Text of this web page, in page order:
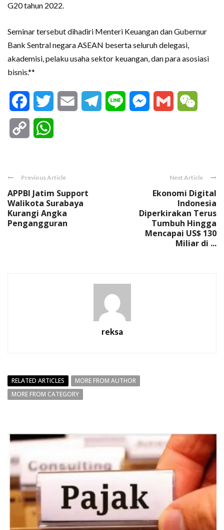
G20 tahun 2022.
Seminar tersebut dihadiri Menteri Keuangan dan Gubernur
Bank Sentral negara ASEAN beserta seluruh delegasi,
akademisi, pelaku usaha sektor keuangan, dan para asosiasi
bisnis.**
FacebookTwitter Email Telegram
Line Messenger
Gmail
Copy
Previous Article
APPBI Jatim Support
Walikota Surabaya
Kurangi Angka
Pengangguran
Next Article
Ekonomi Digital
Indonesia
Diperkirakan Terus
Tumbuh Hingga
Mencapai US$ 130
Miliar di ...
reksa
RELATED ARTICLES
MORE FROM AUTHOR
MORE FROM CATEGORY